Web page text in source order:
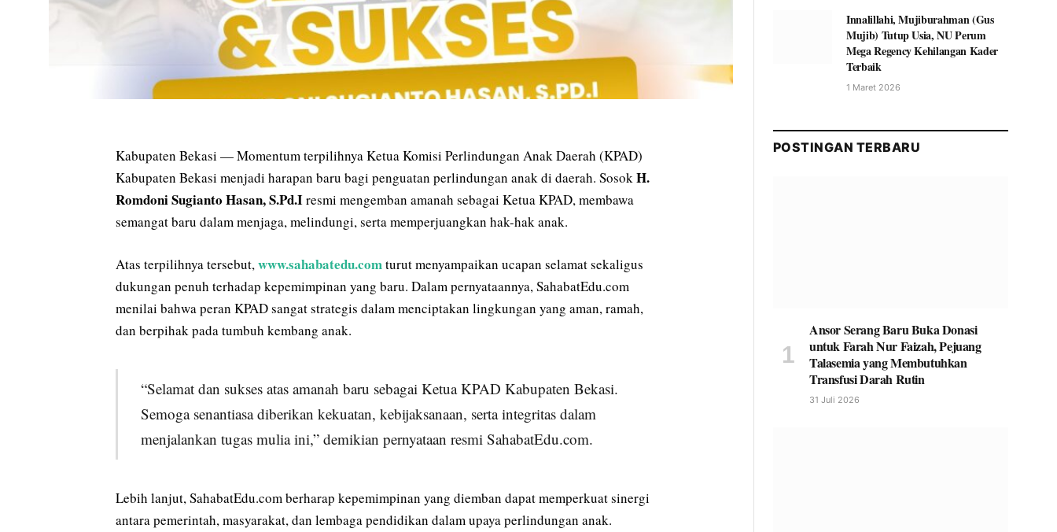
Kabupaten Bekasi — Momentum terpilihnya Ketua Komisi Perlindungan Anak Daerah (KPAD)
Kabupaten Bekasi menjadi harapan baru bagi penguatan perlindungan anak di daerah. SosokH.
Romdoni Sugianto Hasan, S.Pd.Iresmi mengemban amanah sebagai Ketua KPAD, membawa
semangat baru dalam menjaga, melindungi, serta memperjuangkan hak-hak anak.
Atas terpilihnya tersebut,www.sahabatedu.comturut menyampaikan ucapan selamat sekaligus
dukungan penuh terhadap kepemimpinan yang baru. Dalam pernyataannya, SahabatEdu.com
menilai bahwa peran KPAD sangat strategis dalam menciptakan lingkungan yang aman, ramah,
dan berpihak pada tumbuh kembang anak.
“Selamat dan sukses atas amanah baru sebagai Ketua KPAD Kabupaten Bekasi.
Semoga senantiasa diberikan kekuatan, kebijaksanaan, serta integritas dalam
menjalankan tugas mulia ini,” demikian pernyataan resmi SahabatEdu.com.
Lebih lanjut, SahabatEdu.com berharap kepemimpinan yang diemban dapat memperkuat sinergi
antara pemerintah, masyarakat, dan lembaga pendidikan dalam upaya perlindungan anak.
Innalillahi, Mujiburahman (Gus
Mujib) Tutup Usia, NU Perum
Mega Regency Kehilangan Kader
Terbaik
1 Maret 2026
POSTINGAN TERBARU
Ansor Serang Baru Buka Donasi
untuk Farah Nur Faizah, Pejuang
Talasemia yang Membutuhkan
Transfusi Darah Rutin
31 Juli 2026